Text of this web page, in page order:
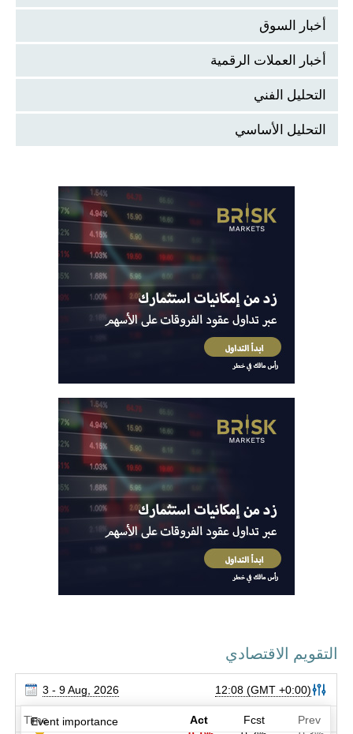
أخبار السوق
أخبار العملات الرقمية
التحليل الفني
التحليل الأساسي
التقويم الاقتصادي